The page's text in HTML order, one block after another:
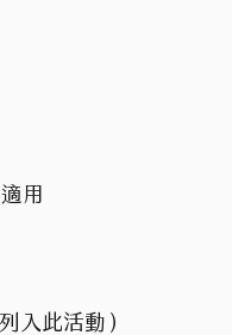
用
入此活動）